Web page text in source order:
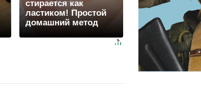
стирается как
ластиком! Простой
домашний метод